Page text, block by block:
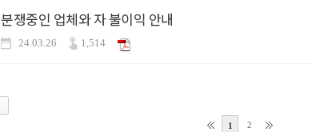
분쟁중인 업체와 자 불이익 안내
24.03.26 1,514
1 2